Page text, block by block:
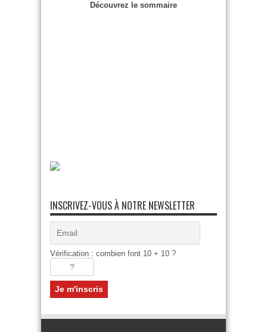
Découvrez le sommaire
INSCRIVEZ-VOUS À NOTRE NEWSLETTER
Vérification : combien font 10 + 10 ?